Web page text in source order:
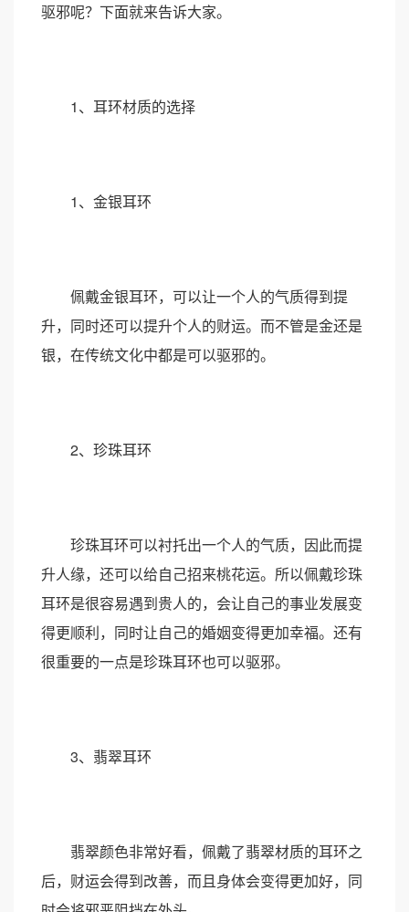
驱邪呢？下面就来告诉大家。
1、耳环材质的选择
1、金银耳环
佩戴金银耳环，可以让一个人的气质得到提
升，同时还可以提升个人的财运。而不管是金还是
银，在传统文化中都是可以驱邪的。
2、珍珠耳环
珍珠耳环可以衬托出一个人的气质，因此而提
升人缘，还可以给自己招来桃花运。所以佩戴珍珠
耳环是很容易遇到贵人的，会让自己的事业发展变
得更顺利，同时让自己的婚姻变得更加幸福。还有
很重要的一点是珍珠耳环也可以驱邪。
3、翡翠耳环
翡翠颜色非常好看，佩戴了翡翠材质的耳环之
后，财运会得到改善，而且身体会变得更加好，同